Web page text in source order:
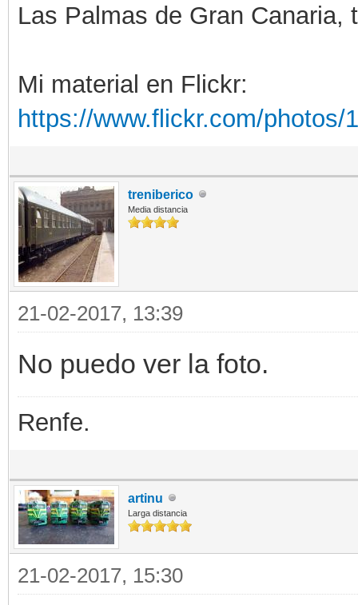
Las Palmas de Gran
Mi material en Flickr:
https://www.flickr.com/photos/
treniberico
Media distancia
21-02-2017, 13:39
No puedo ver la foto.
Renfe.
artinu
Larga distancia
21-02-2017, 15:30